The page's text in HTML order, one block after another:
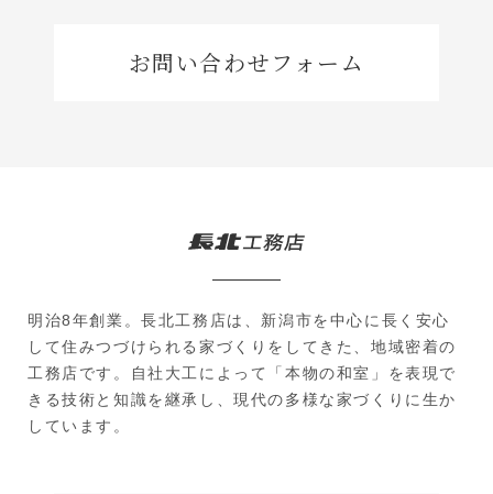
お問い合わせフォーム
明治8年創業。長北工務店は、新潟市を中心に長く安心
して住みつづけられる家づくりをしてきた、地域密着の
工務店です。自社大工によって「本物の和室」を表現で
きる技術と知識を継承し、現代の多様な家づくりに生か
しています。